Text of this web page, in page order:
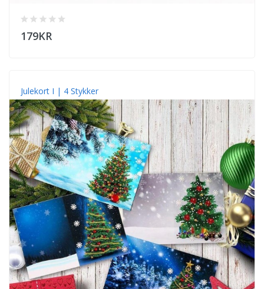
179KR
Julekort I | 4 Stykker